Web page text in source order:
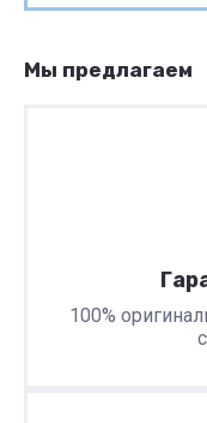
Мы предлагаем
100%